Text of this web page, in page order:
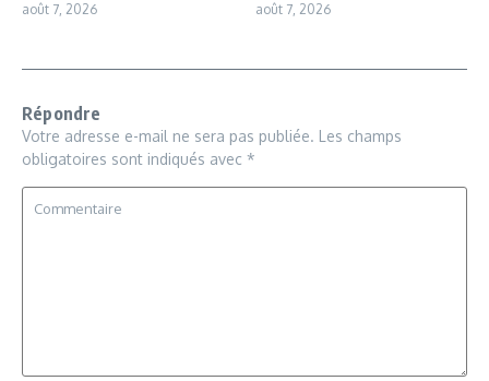
août 7, 2026 août 7, 2026
Répondre
Votre adresse e-mail ne sera pas publiée. Les champs
obligatoires sont indiqués avec *